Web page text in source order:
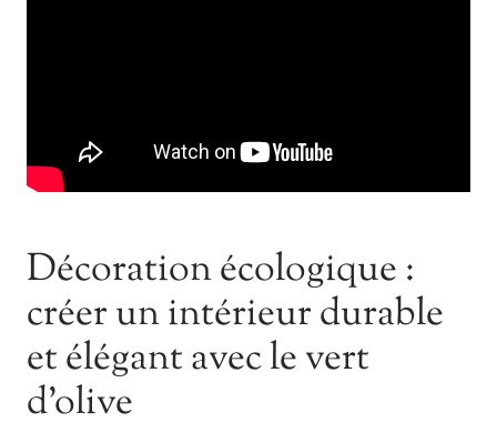
Décoration écologique :
créer un intérieur durable
et élégant avec le vert
d’olive